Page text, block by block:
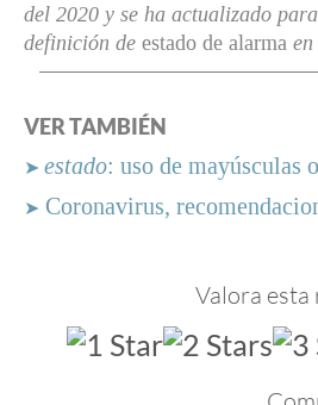
del 2020 y se ha actualizado
definición de estado de alarma
VER TAMBIÉN
➤ estado: uso de mayúsculas
➤ Coronavirus,
Valora esta